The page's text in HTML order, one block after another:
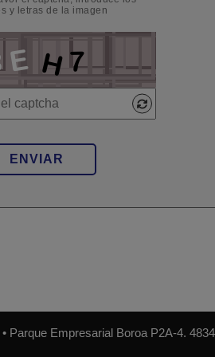
y letras de la imagen
Parque Empresarial Boroa P2A-4.